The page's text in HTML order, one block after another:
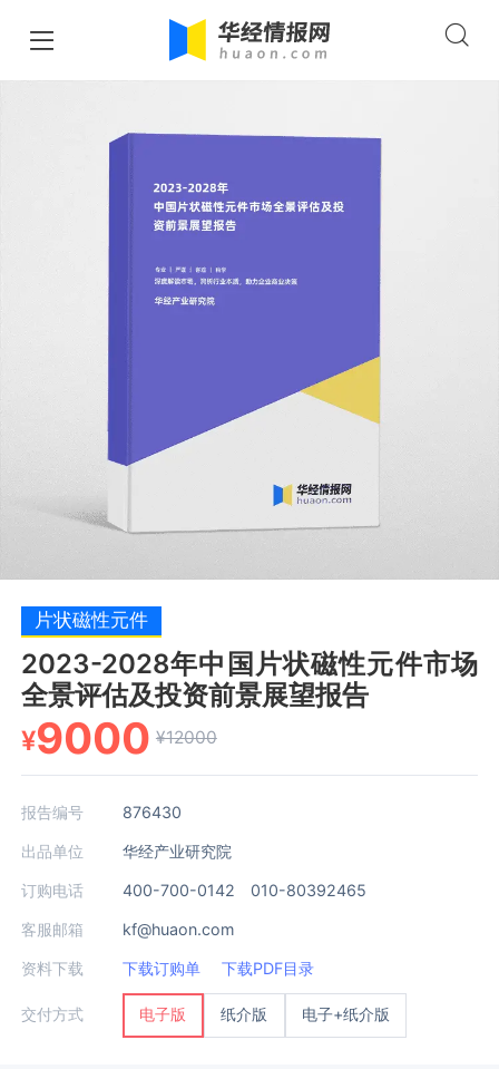
片状磁性元件
2023-2028年中国片状磁性元件市场
全景评估及投资前景展望报告
¥9000 ¥12000
报告编号 876430
出品单位 华经产业研究院
订购电话 400-700-0142 010-80392465
客服邮箱 kf@huaon.com
资料下载 下载订购单 下载PDF目录
交付方式 电子版 纸介版 电子+纸介版